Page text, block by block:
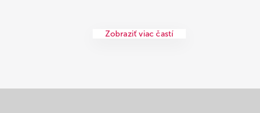
Zobraziť viac častí